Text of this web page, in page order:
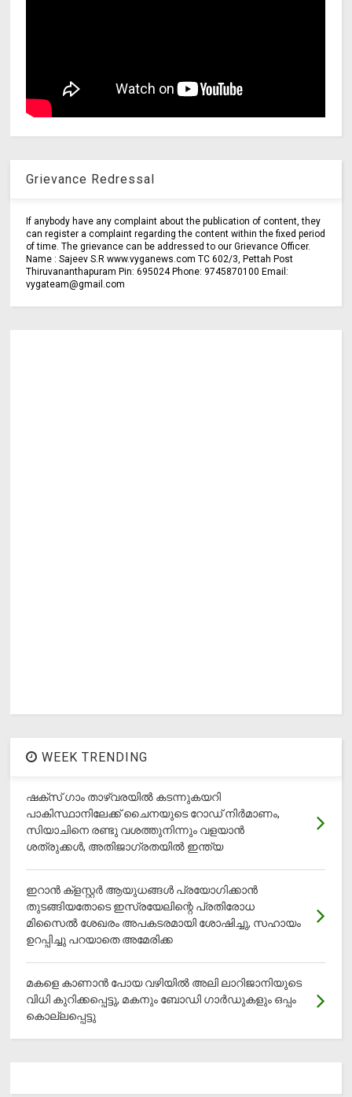
Grievance Redressal
If anybody have any complaint about the publication of content, they
can register a complaint regarding the content within the fixed period
of time. The grievance can be addressed to our Grievance Officer.
Name : Sajeev S.R www.vyganews.com TC 602/3, Pettah Post
Thiruvananthapuram Pin: 695024 Phone: 9745870100 Email:
vygateam@gmail.com
WEEK TRENDING
ഷക്സ് ​ഗാം താഴ്‌വരയിൽ കടന്നുകയറി
പാകിസ്ഥാനിലേക്ക് ചൈനയുടെ റോഡ് നിർമാണം,
സിയാചിനെ രണ്ടു വശത്തുനിന്നും വളയാൻ
ശത്രുക്കൾ, അതിജാ​ഗ്രതയിൽ ഇന്ത്യ
ഇറാന്‍ ക്‌ളസ്റ്റര്‍ ആയുധങ്ങള്‍ പ്രയോഗിക്കാന്‍
തുടങ്ങിയതോടെ ഇസ്രയേലിന്റെ പ്രതിരോധ
മിസൈല്‍ ശേഖരം അപകടരമായി ശോഷിച്ചു, സഹായം
ഉറപ്പിച്ചു പറയാതെ അമേരിക്ക
മകളെ കാണാന്‍ പോയ വഴിയില്‍ അലി ലാറിജാനിയുടെ
വിധി കുറിക്കപ്പെട്ടു, മകനും ബോഡി ഗാര്‍ഡുകളും ഒപ്പം
കൊല്ലപ്പെട്ടു